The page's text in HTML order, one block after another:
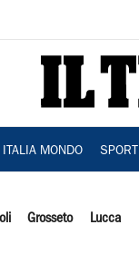
ITALIA MONDO SPORT
Grosseto Lucca